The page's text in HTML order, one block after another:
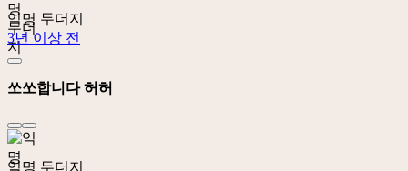
익명 두더지
3년 이상 전
쏘쏘합니다 허허
익명 두더지